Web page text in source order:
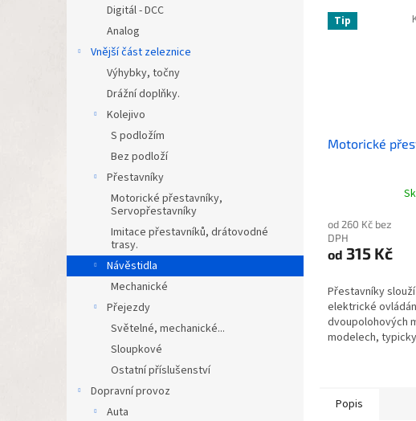
Digitál - DCC
Analog
Vnější část zeleznice
Výhybky, točny
Drážní doplňky.
Kolejivo
S podložím
Bez podloží
Přestavníky
Motorické přestavníky,
Servopřestavníky
Imitace přestavníků, drátovodné
trasy.
Návěstidla
Mechanické
Přejezdy
Světelné, mechanické...
Sloupkové
Ostatní příslušenství
Dopravní provoz
Auta
Tip
Motorické
produktu
je
5,0
5
hvězdiček.
od 260 Kč bez
DPH
od 315 Kč
Přestavníky
elektrické
dvoupolohových
modelech,
Popis